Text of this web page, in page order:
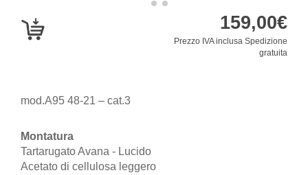
159,00€
Prezzo IVA inclusa Spedizione
gratuita
mod.A95 48-21 – cat.3
Montatura
Tartarugato Avana - Lucido
Acetato di cellulosa leggero